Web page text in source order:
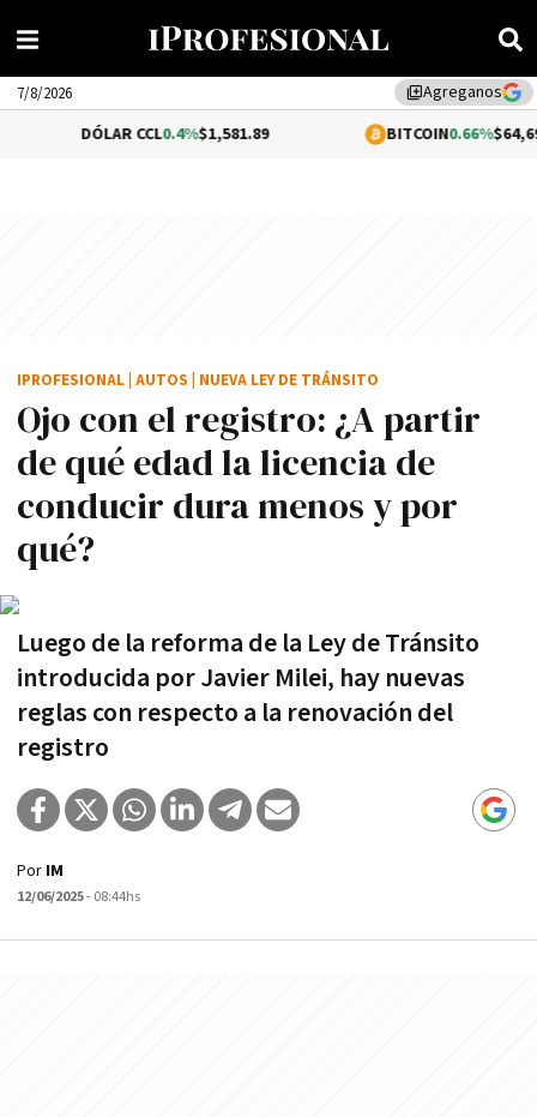
library_addAgreganos
7/8/2026
DÓLAR CCL0.4%$1,581.89 BITCOIN0.66%$64,695.76
Ojo con el registro: ¿A partir
de qué edad la licencia de
conducir dura menos y por
qué?
Luego de la reforma de la Ley de Tránsito
introducida por Javier Milei, hay nuevas
reglas con respecto a la renovación del
registro
IPROFESIONAL AUTOS NUEVA LEY DE TRÁNSITO
Por IM
12/06/2025- 08:44hs